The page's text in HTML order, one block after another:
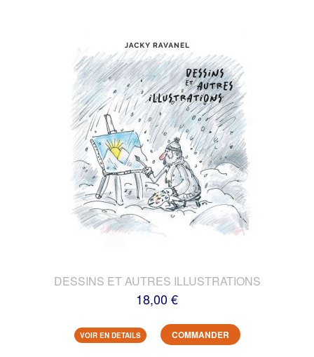
DESSINS ET AUTRES ILLUSTRATIONS
18,00 €
VOIR EN DETAILS COMMANDER